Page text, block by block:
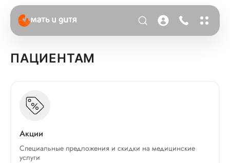
ПАЦИЕНТАМ
Акции
Специальные предложения и скидки на медицинские
услуги